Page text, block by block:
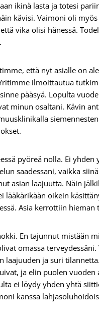
ikinä lasta ja totesi
kävisi. Vaimoni oli
vika olisi hänessä.
että nyt asialle on
ilmoittautua
pääsyä. Lopulta
minun osaltani. Kävin
pyöreä nolla. Ei yhden
saadessani, vaikka
asian laajuutta. Näin
lääkärikään oikein
Asia kerrottiin hieman
En tajunnut mistään
omassa terveydessäni.
laajuuden ja suri tilannetta.
ja elin puolen vuoden
ei löydy yhden yhtä
kanssa